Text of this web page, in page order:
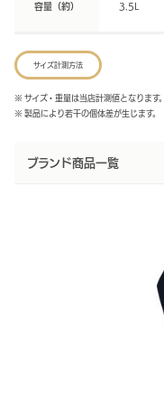
容量（約） 3.5L
サイズ計測方法
※ サイズ・重量は当店計測値となります。
※ 製品により若干の個体差が生じます。
ブランド商品一覧